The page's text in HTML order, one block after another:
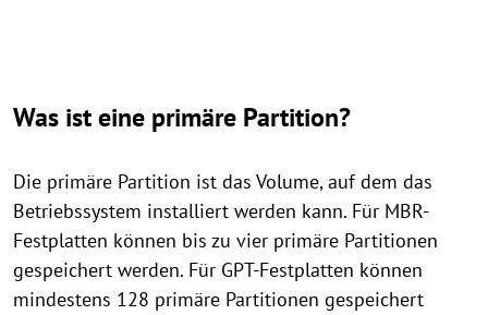
Was ist eine primäre Partition?
Die primäre Partition ist das Volume, auf dem das
Betriebssystem installiert werden kann. Für MBR-
Festplatten können bis zu vier primäre Partitionen
gespeichert werden. Für GPT-Festplatten können
mindestens 128 primäre Partitionen gespeichert